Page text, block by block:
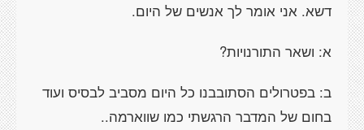
דשא. אני אומר לך אנשים של היום.
א: ושאר התורנויות?
ב: בפטרולים הסתובבנו כל היום מסביב לבסיס ועוד
בחום של המדבר הרגשתי כמו שווארמה..